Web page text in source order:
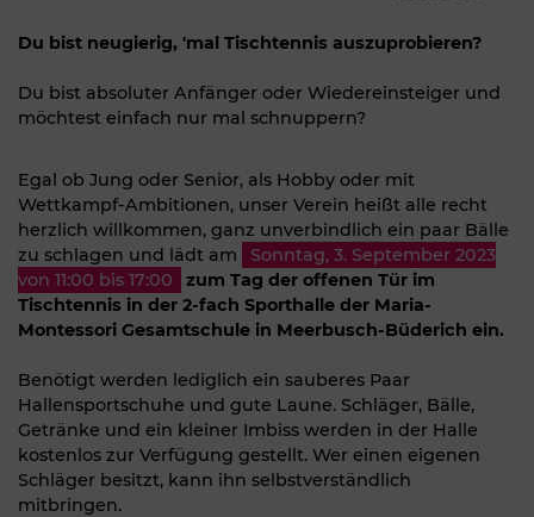
Du bist neugierig, 'mal Tischtennis auszuprobieren?
Du bist absoluter Anfänger oder Wiedereinsteiger und
möchtest einfach nur mal schnuppern?
Egal ob Jung oder Senior, als Hobby oder mit
Wettkampf-Ambitionen, unser Verein heißt alle recht
herzlich willkommen, ganz unverbindlich ein paar Bälle
zu schlagen und lädt am
Sonntag, 3. September 2023
von 11:00 bis 17:00
zum Tag der offenen Tür im
Tischtennis in der 2-fach Sporthalle der Maria-
Montessori Gesamtschule in Meerbusch-Büderich ein.
Benötigt werden lediglich ein sauberes Paar
Hallensportschuhe und gute Laune. Schläger, Bälle,
Getränke und ein kleiner Imbiss werden in der Halle
kostenlos zur Verfügung gestellt. Wer einen eigenen
Schläger besitzt, kann ihn selbstverständlich
mitbringen.